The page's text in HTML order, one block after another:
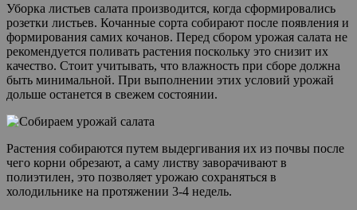
Уборка листьев салата производится, когда сформировались
розетки листьев. Кочанные сорта собирают после появления и
формирования самих кочанов. Перед сбором урожая салата не
рекомендуется поливать растения поскольку это снизит их
качество. Стоит учитывать, что влажность при сборе должна
быть минимальной. При выполнении этих условий урожай
дольше останется в свежем состоянии.
Растения собираются путем выдергивания их из почвы после
чего корни обрезают, а саму листву заворачивают в
полиэтилен, это позволяет урожаю сохраняться в
холодильнике на протяжении 3-4 недель.